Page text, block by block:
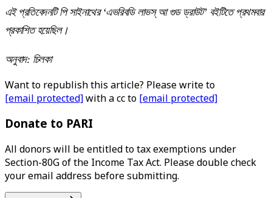
এই প্রতিবেদনটি পি সাইনাথের ‘এভরিবডি লাভস্‌ আ গুড ড্রাউট’ বইটিতে প্রথমবার
প্রকাশিত হয়েছিল।
অনুবাদ: চিলকা
Want to republish this article? Please write to
[email protected]with a cc to [email protected]
Donate to PARI
All donors will be entitled to tax exemptions under
Section-80G of the Income Tax Act. Please double check
your email address before submitting.